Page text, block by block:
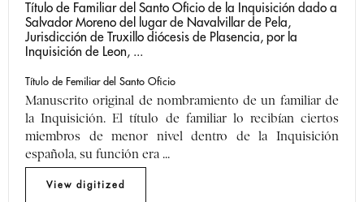
Título de Familiar del Santo Oficio de la Inquisición dado a
Salvador Moreno del lugar de Navalvillar de Pela,
Jurisdicción de Truxillo diócesis de Plasencia, por la
Inquisición de Leon, ...
Título de Femiliar del Santo Oficio
Manuscrito original de nombramiento de un familiar de
la Inquisición. El título de familiar lo recibían ciertos
miembros de menor nivel dentro de la Inquisición
española, su función era ...